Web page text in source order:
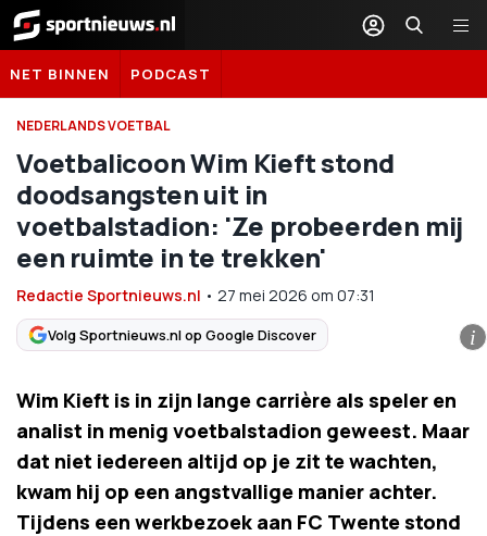
Sportnieuws.nl
NET BINNEN PODCAST
NEDERLANDS VOETBAL
Voetbalicoon Wim Kieft stond
doodsangsten uit in
voetbalstadion: 'Ze probeerden mij
een ruimte in te trekken'
Redactie Sportnieuws.nl • 27 mei 2026 om 07:31
Volg Sportnieuws.nl op Google Discover i
Wim Kieft is in zijn lange carrière als speler en
analist in menig voetbalstadion geweest. Maar
dat niet iedereen altijd op je zit te wachten,
kwam hij op een angstvallige manier achter.
Tijdens een werkbezoek aan FC Twente stond